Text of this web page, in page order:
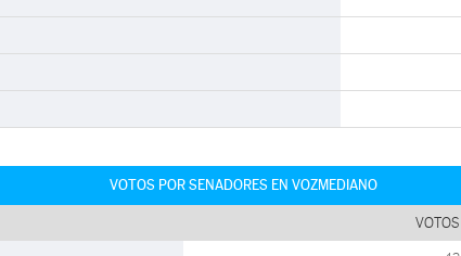
VOTOS POR SENADORES EN VOZMEDIANO
VOTOS